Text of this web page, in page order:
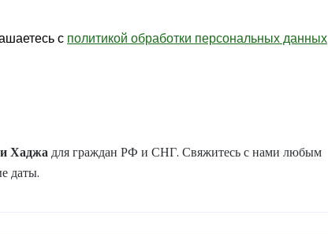
с политикой обработки персональных данных
иХаджадля граждан РФ и СНГ. Свяжитесь с нами любым
даты.